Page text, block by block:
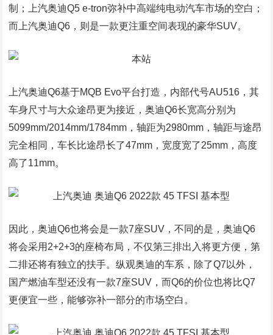
制；上汽奥迪Q5 e-tron弥补中高端纯电动汽车市场的空白；
而上汽奥迪Q6，则是一款更注重空间表现的豪华SUV。
上汽奥迪Q6基于MQB Evo平台打造，内部代号AU516，其
车身尺寸与大众途昂更为接近，奥迪Q6长宽高分别为
5099mm/2014mm/1784mm，轴距为2980mm，轴距与途昂
完全相同，车长比途昂长了47mm，宽度宽了25mm，高度
高了11mm。
因此，奥迪Q6也将会是一款7座SUV，不同的是，奥迪Q6
将会采用2+2+3的座椅布局，不仅第三排出入将更方便，第
二排还将有独立的扶手。纵观奥迪的车系，除了Q7以外，
国产燃油车型还没有一款7座SUV，而Q6的价位也将比Q7
更便宜一些，能够弥补一部分的市场空白。